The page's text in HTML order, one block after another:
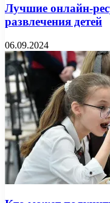
Лучшие онлайн-
развлечения детей
06.09.2024